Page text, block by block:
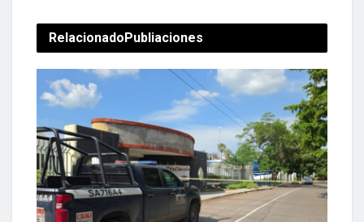
RelacionadoPubliaciones